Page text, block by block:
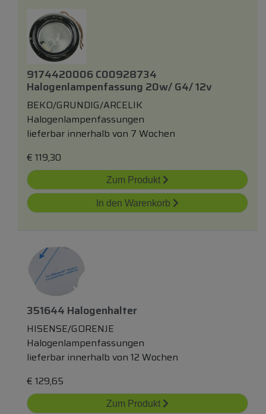
9174420006 C00928734
Halogenlampenfassung 20w/ G4/ 12v
BEKO/GRUNDIG/ARCELIK
Halogenlampenfassungen
lieferbar innerhalb von 7 Wochen
€ 119,30
Zum Produkt
In den Warenkorb
351644 Halogenhalter
HISENSE/GORENJE
Halogenlampenfassungen
lieferbar innerhalb von 12 Wochen
€ 129,65
Zum Produkt